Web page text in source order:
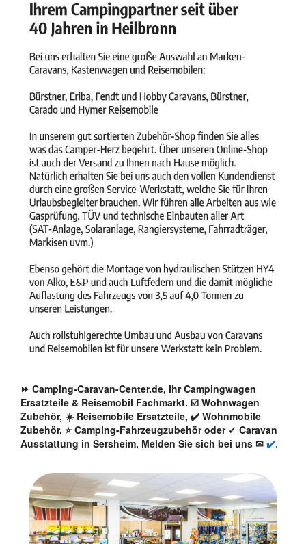
⏩ Camping-Caravan-Center.de, Ihr Campingwagen
Ersatzteile & Reisemobil Fachmarkt. ☑️ Wohnwagen
Zubehör, ☀️ Reisemobile Ersatzteile, ✔️ Wohnmobile
Zubehör, ⭐ Camping-Fahrzeugzubehör oder ✓ Caravan
Ausstattung in Sersheim. Melden Sie sich bei uns ✉ ✔️.